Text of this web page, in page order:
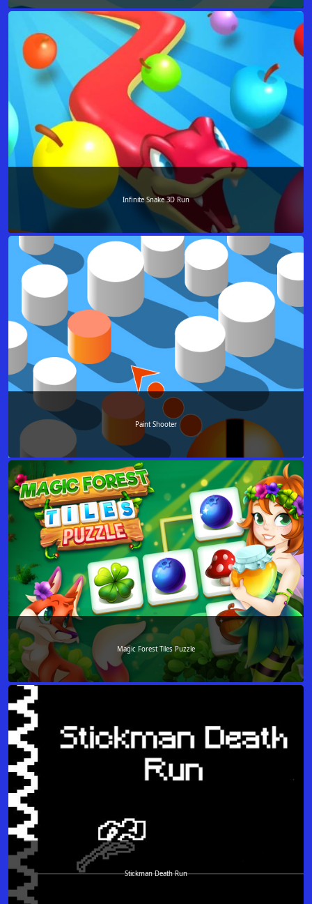
Infinite Snake 3D Run
Paint Shooter
Magic Forest Tiles Puzzle
Stickman Death Run